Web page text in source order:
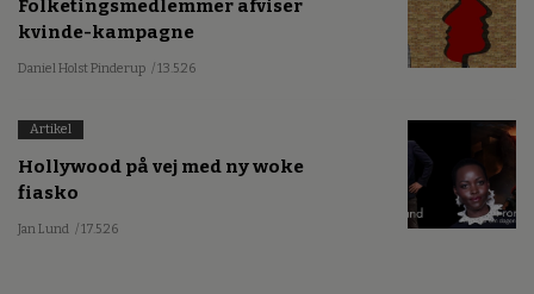
Folketingsmedlemmer afviser
kvinde-kampagne
Daniel Holst Pinderup / 13.5.26
Artikel
Hollywood på vej med ny woke
fiasko
Jan Lund / 17.5.26